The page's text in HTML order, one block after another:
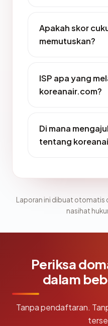
Apakah skor
memutuskan?
ISP apa yang
koreanair.com?
Di mana
tentang
Laporan ini dibuat otomatis
nasihat
Periksa
dalam
Tanpa pendaftaran.